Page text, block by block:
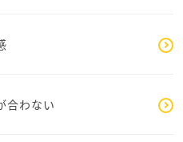
誠にありがとうござい
合わない